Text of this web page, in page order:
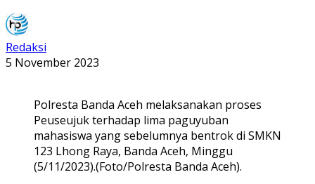
Redaksi
5 November 2023
Polresta Banda Aceh melaksanakan proses
Peuseujuk terhadap lima paguyuban
mahasiswa yang sebelumnya bentrok di SMKN
123 Lhong Raya, Banda Aceh, Minggu
(5/11/2023).(Foto/Polresta Banda Aceh).